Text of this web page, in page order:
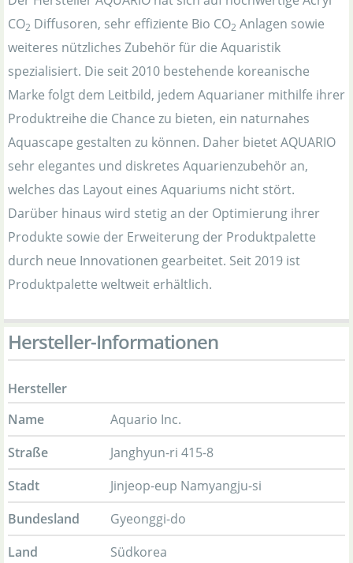
CO2 Diffusoren, sehr effiziente Bio CO2 Anlagen sowie
weiteres nützliches Zubehör für die Aquaristik
spezialisiert. Die seit 2010 bestehende koreanische
Marke folgt dem Leitbild, jedem Aquarianer mithilfe ihrer
Produktreihe die Chance zu bieten, ein naturnahes
Aquascape gestalten zu können. Daher bietet AQUARIO
sehr elegantes und diskretes Aquarienzubehör an,
welches das Layout eines Aquariums nicht stört.
Darüber hinaus wird stetig an der Optimierung ihrer
Produkte sowie der Erweiterung der Produktpalette
durch neue Innovationen gearbeitet. Seit 2019 ist
Produktpalette weltweit erhältlich.
Hersteller-Informationen
Hersteller
Name
Aquario Inc.
Straße
Janghyun-ri 415-8
Stadt
Jinjeop-eup Namyangju-si
Bundesland
Gyeonggi-do
Land
Südkorea